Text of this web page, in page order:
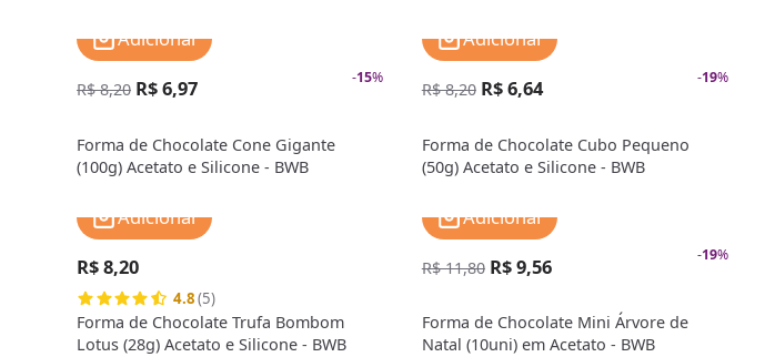
-15%
R$ 8,20 R$ 6,97
Forma de Chocolate Cone Gigante
(100g) Acetato e Silicone - BWB
Adicionar
-19%
R$ 8,20 R$ 6,64
Forma de Chocolate Cubo Pequeno
(50g) Acetato e Silicone - BWB
Adicionar
R$ 8,20
4.8(5)
Forma de Chocolate Trufa Bombom
Lotus (28g) Acetato e Silicone - BWB
Adicionar
-19%
R$ 11,80 R$ 9,56
Forma de Chocolate Mini Árvore de
Natal (10uni) em Acetato - BWB
Adicionar